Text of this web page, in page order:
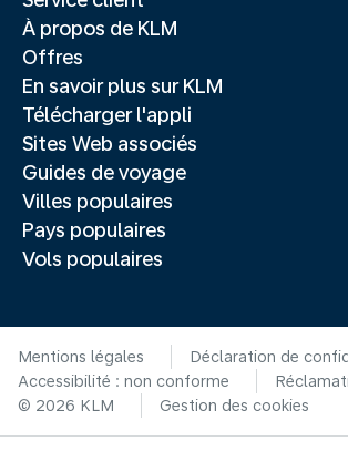
À propos de KLM
Offres
En savoir plus sur KLM
Télécharger l'appli
Sites Web associés
Guides de voyage
Villes populaires
Pays populaires
Vols populaires
Mentions légales
Déclaration de
Accessibilité : non conforme
© 2026 KLM
Gestion des cookies